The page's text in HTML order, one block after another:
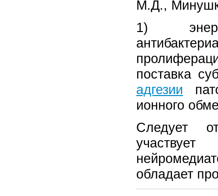
М.Д.,
1)
поставка
адгезии
ионного
Следует
обладает